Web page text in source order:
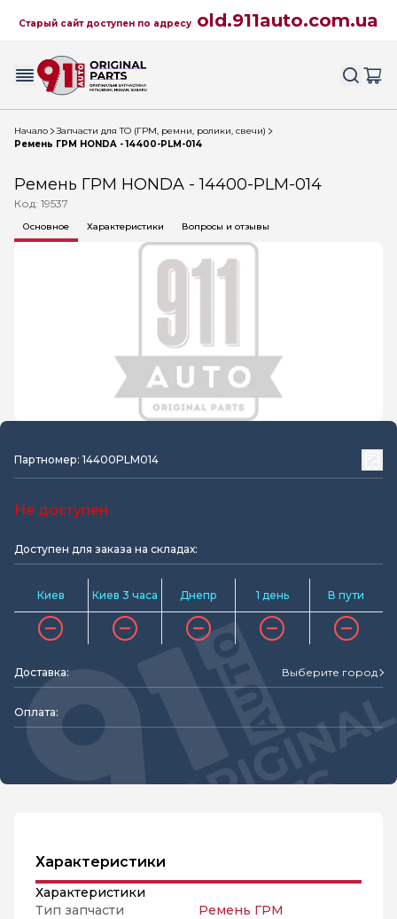
Старый сайт доступен по адресу old.911auto.com.ua
Начало
Запчасти для ТО (ГРМ, ремни, ролики, свечи)
Ремень ГРМ HONDA - 14400-PLM-014
Ремень ГРМ HONDA - 14400-PLM-014
Код: 19537
Основное Характеристики Вопросы и отзывы
Партномер: 14400PLM014
Не доступен
Доступен для заказа на складах:
Киев Киев 3 часа Днепр 1 день В пути
Доставка: Выберите город
Оплата:
Характеристики
Характеристики
Тип запчасти
Ремень ГРМ